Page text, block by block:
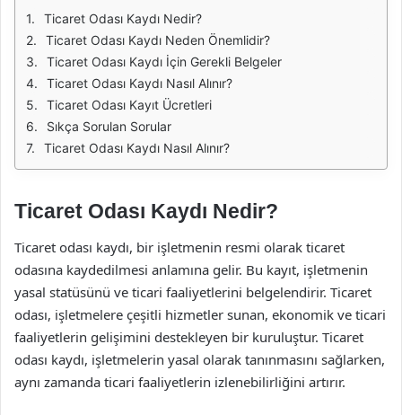
Ticaret Odası Kaydı Nedir?
Ticaret Odası Kaydı Neden Önemlidir?
Ticaret Odası Kaydı İçin Gerekli Belgeler
Ticaret Odası Kaydı Nasıl Alınır?
Ticaret Odası Kayıt Ücretleri
Sıkça Sorulan Sorular
Ticaret Odası Kaydı Nasıl Alınır?
Ticaret Odası Kaydı Nedir?
Ticaret odası kaydı, bir işletmenin resmi olarak ticaret
odasına kaydedilmesi anlamına gelir. Bu kayıt, işletmenin
yasal statüsünü ve ticari faaliyetlerini belgelendirir. Ticaret
odası, işletmelere çeşitli hizmetler sunan, ekonomik ve ticari
faaliyetlerin gelişimini destekleyen bir kuruluştur. Ticaret
odası kaydı, işletmelerin yasal olarak tanınmasını sağlarken,
aynı zamanda ticari faaliyetlerin izlenebilirliğini artırır.